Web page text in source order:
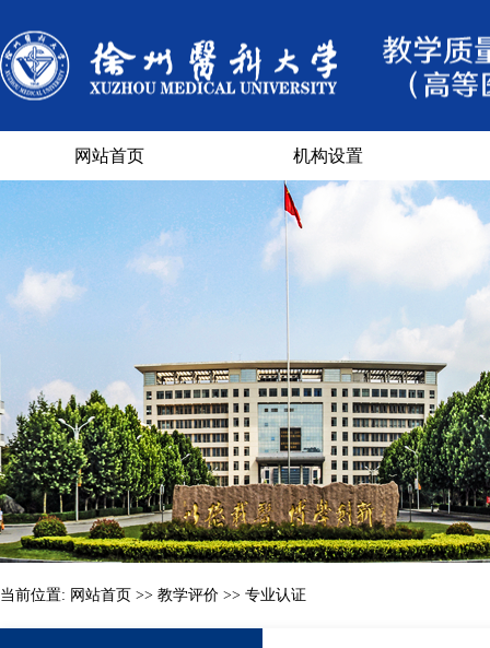
网站首页 机构设置
部门概况
部门组成 督
教
课
信
当前位置: 网站首页 >> 教学评价 >> 专业认证